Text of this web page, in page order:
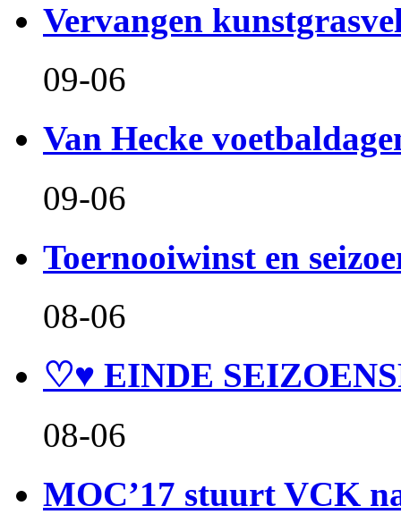
Vervangen
09-06
Van Hecke
09-06
Toernooiwinst en
08-06
♡♥ EINDE
08-06
MOC’17 stuurt VCK